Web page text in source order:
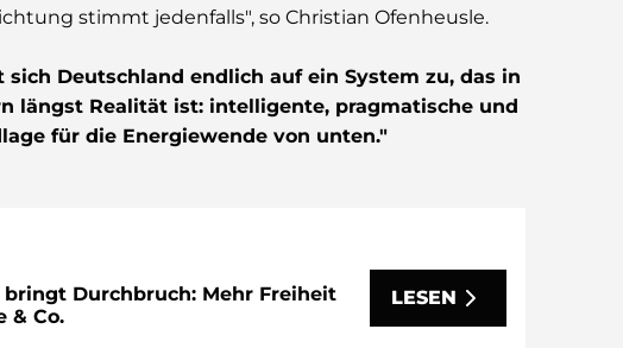
stimmt jedenfalls", so Christian Ofenheusle.
Deutschland endlich auf ein System zu, das in
längst Realität ist: intelligente, pragmatische und
für die Energiewende von unten."
bringt Durchbruch: Mehr Freiheit
& Co.
LESEN